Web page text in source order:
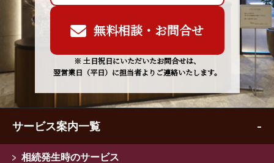
無料相談・お問合せ
※ 土日祝日にいただいたお問合せは、
翌営業日（平日）に担当者よりご連絡いたします。
サービス案内一覧
相続発生時のサービス